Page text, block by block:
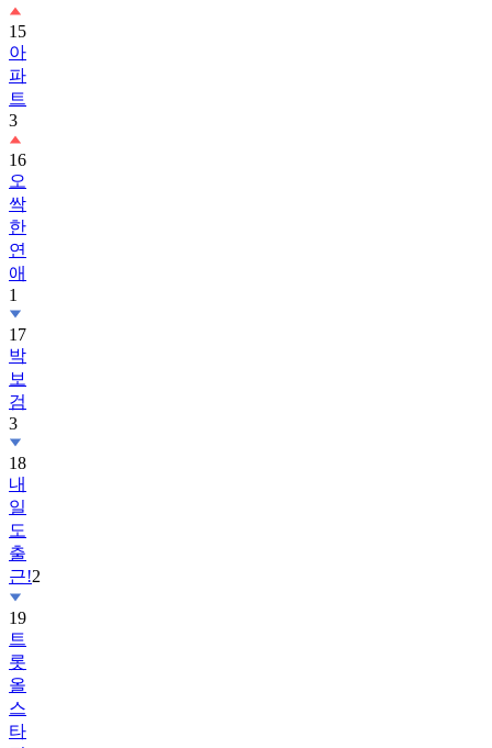
아
파
트
3
16
오
싹
한
연
애
1
17
박
보
검
3
18
내
일
도
출
근!
19
트
롯
올
스
타
전
금